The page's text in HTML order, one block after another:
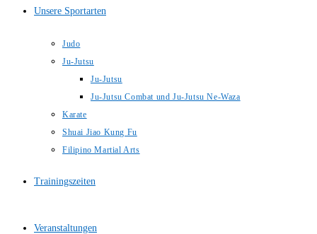
Unsere Sportarten
Judo
Ju-Jutsu
Ju-Jutsu
Ju-Jutsu Combat und Ju-Jutsu Ne-Waza
Karate
Shuai Jiao Kung Fu
Filipino Martial Arts
Trainingszeiten
Veranstaltungen